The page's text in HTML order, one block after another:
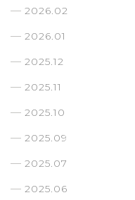
2026.02
2026.01
2025.12
2025.11
2025.10
2025.09
2025.07
2025.06